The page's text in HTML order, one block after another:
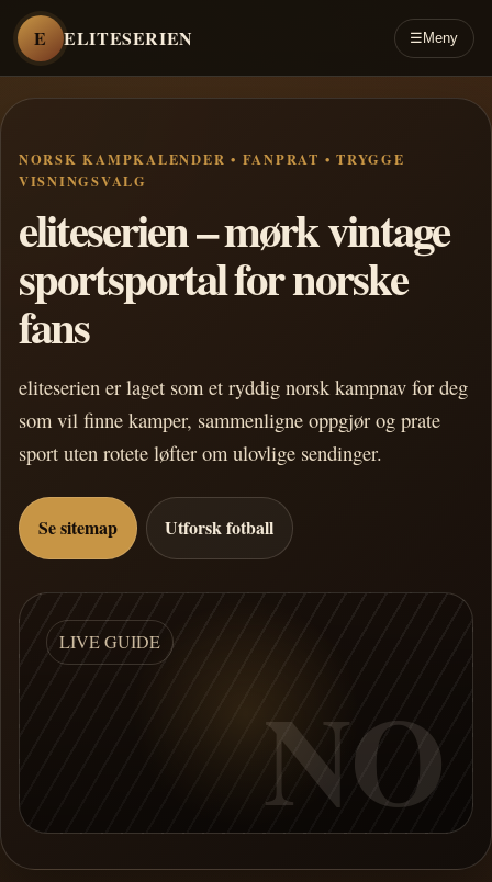
E ELITESERIEN ☰ Meny
NORSK KAMPKALENDER • FANPRAT • TRYGGE
VISNINGSVALG
eliteserien – mørk vintage
sportsportal for norske
fans
eliteserien er laget som et ryddig norsk kampnav for deg
som vil finne kamper, sammenligne oppgjør og prate
sport uten rotete løfter om ulovlige sendinger.
Se sitemap Utforsk fotball
LIVE GUIDE
NO